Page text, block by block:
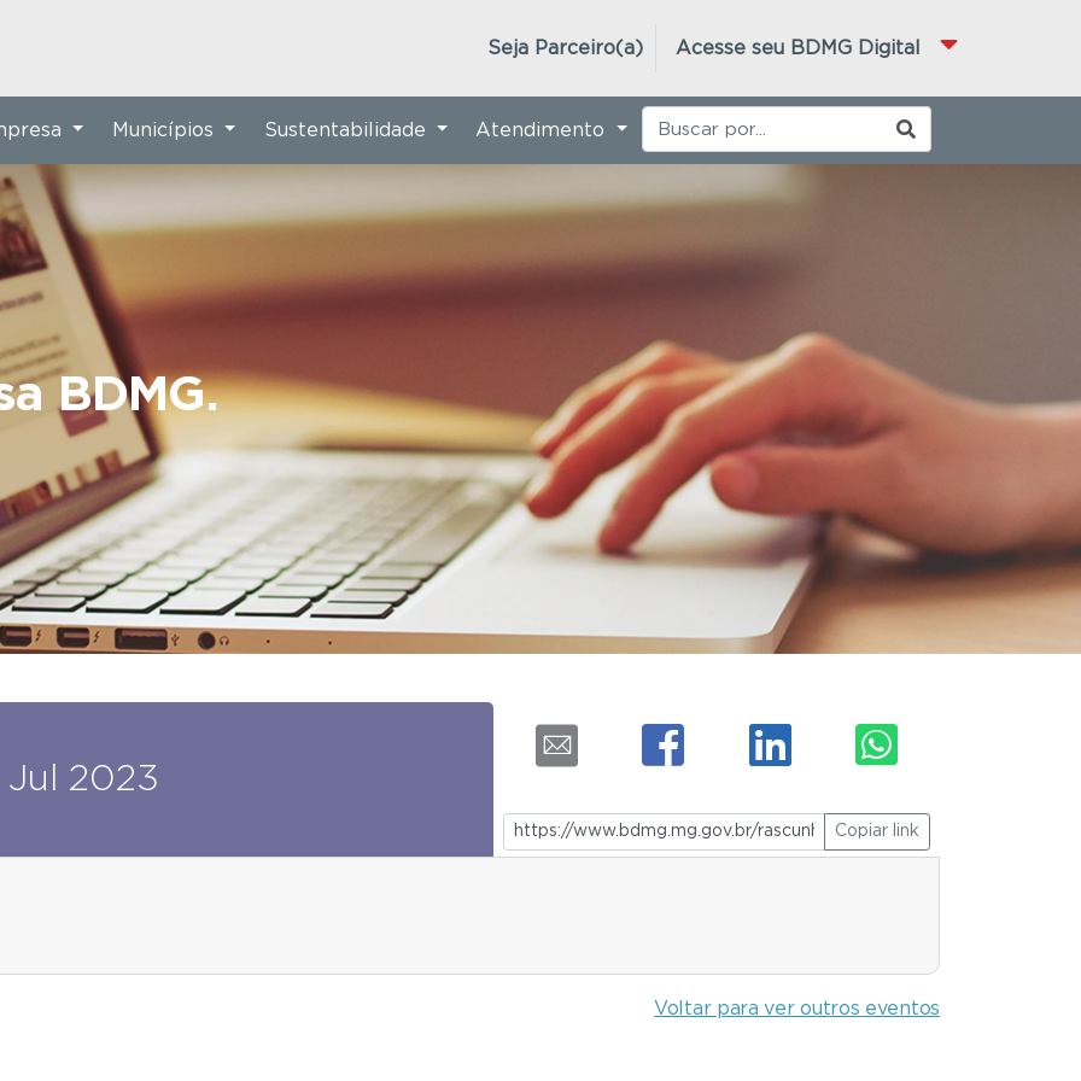
Acesse seu BDMG Digital
Seja Parceiro(a)
BDMG.
Municípios Sustentabilidade Atendimento
Jul 2023
Copiar link
Voltar para ver outros eventos